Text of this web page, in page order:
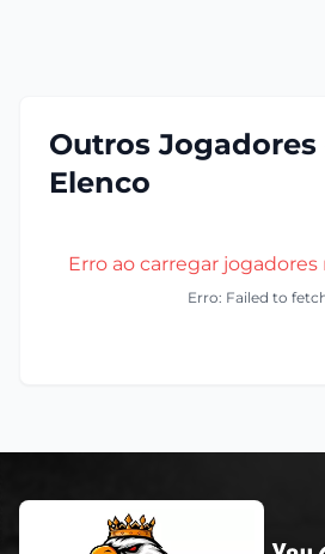
Outros Jogadores
Elenco
Erro ao carregar jogadores
Erro: Failed to